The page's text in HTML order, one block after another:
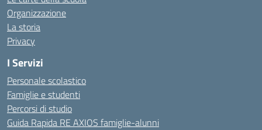
Organizzazione
La storia
Privacy
I Servizi
Personale scolastico
Famiglie e studenti
Percorsi di studio
Guida Rapida RE AXIOS famiglie-alunni